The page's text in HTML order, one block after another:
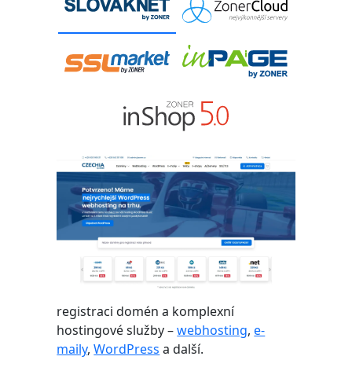
registraci domén a komplexní
hostingové služby –webhosting,e-
maily,WordPress a další.